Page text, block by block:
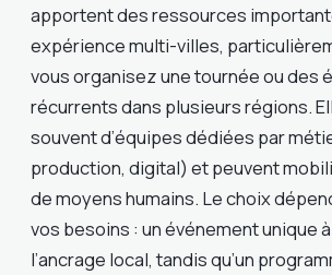
apportent des ressources
expérience multi-villes,
vous organisez une tournée ou des
récurrents dans plusieurs régions.
souvent d’équipes dédiées par
production, digital) et peuvent
de moyens humains. Le choix
vos besoins : un événement unique
l’ancrage local, tandis qu’un